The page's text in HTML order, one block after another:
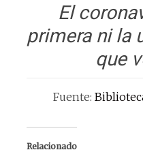
El
primera ni la
que
Fuente:
Relacionado